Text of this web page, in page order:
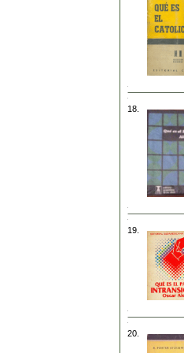
18.
19.
20.